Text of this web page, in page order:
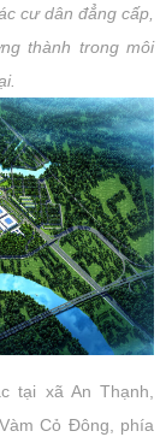
cư dân đẳng cấp,
thành trong môi
tại xã An Thạnh,
Cỏ Đông, phía